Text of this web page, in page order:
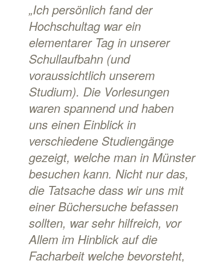
„Ich persönlich fand der
Hochschultag war ein
elementarer Tag in unserer
Schullaufbahn (und
voraussichtlich unserem
Studium). Die Vorlesungen
waren spannend und haben
uns einen Einblick in
verschiedene Studiengänge
gezeigt, welche man in Münster
besuchen kann. Nicht nur das,
die Tatsache dass wir uns mit
einer Büchersuche befassen
sollten, war sehr hilfreich, vor
Allem im Hinblick auf die
Facharbeit welche bevorsteht,